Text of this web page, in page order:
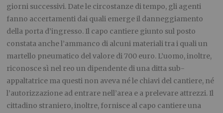
giorni successivi. Date le circostanze di tempo, gli agenti
fanno accertamenti dai quali emerge il danneggiamento
della porta d’ingresso. Il capo cantiere giunto sul posto
constata anche l’ammanco di alcuni materiali tra i quali un
martello pneumatico del valore di 700 euro. L’uomo, inoltre,
riconosce sì nel reo un dipendente di una ditta sub-
appaltatrice ma questi non aveva né le chiavi del cantiere, né
l’autorizzazione ad entrare nell’area e a prelevare attrezzi. Il
cittadino straniero, inoltre, fornisce al capo cantiere una